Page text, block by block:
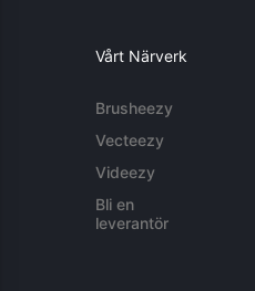
Vårt Närverk
Brusheezy
Vecteezy
Videezy
Bli en
leverantör